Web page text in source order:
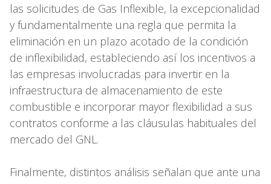
las solicitudes de Gas Inflexible, la excepcionalidad
y fundamentalmente una regla que permita la
eliminación en un plazo acotado de la condición
de inflexibilidad, estableciendo así los incentivos a
las empresas involucradas para invertir en la
infraestructura de almacenamiento de este
combustible e incorporar mayor flexibilidad a sus
contratos conforme a las cláusulas habituales del
mercado del GNL.
Finalmente, distintos análisis señalan que ante una